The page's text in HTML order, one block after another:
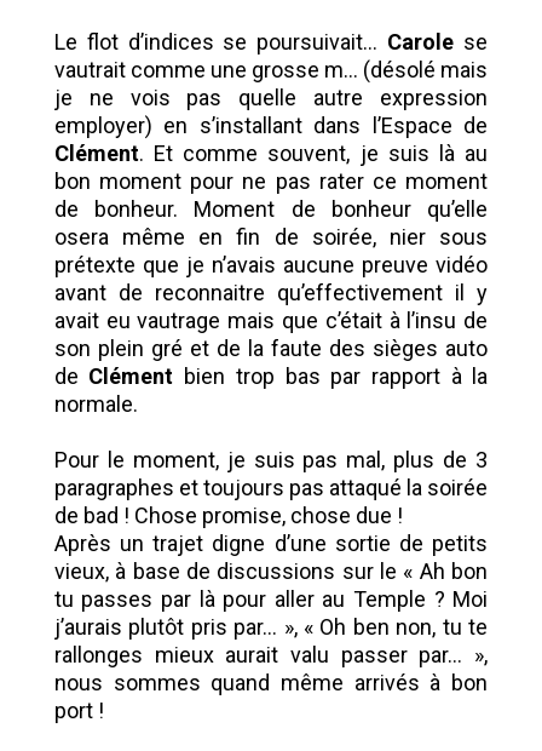
Le flot d’indices se poursuivait… Carole se
vautrait comme une grosse m… (désolé mais
je ne vois pas quelle autre expression
employer) en s’installant dans l’Espace de
Clément. Et comme souvent, je suis là au
bon moment pour ne pas rater ce moment
de bonheur. Moment de bonheur qu’elle
osera même en fin de soirée, nier sous
prétexte que je n’avais aucune preuve vidéo
avant de reconnaitre qu’effectivement il y
avait eu vautrage mais que c’était à l’insu de
son plein gré et de la faute des sièges auto
de Clément bien trop bas par rapport à la
normale.
Pour le moment, je suis pas mal, plus de 3
paragraphes et toujours pas attaqué la soirée
de bad ! Chose promise, chose due !
Après un trajet digne d’une sortie de petits
vieux, à base de discussions sur le « Ah bon
tu passes par là pour aller au Temple ? Moi
j’aurais plutôt pris par… », « Oh ben non, tu te
rallonges mieux aurait valu passer par… »,
nous sommes quand même arrivés à bon
port !